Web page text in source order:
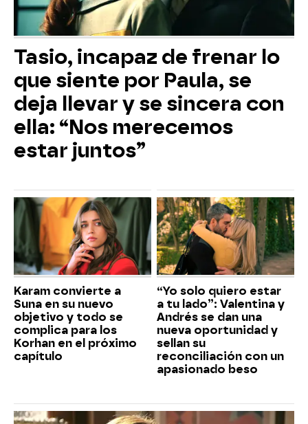
Tasio, incapaz de frenar lo
que siente por Paula, se
deja llevar y se sincera con
ella: “Nos merecemos
estar juntos”
Karam convierte a
Suna en su nuevo
objetivo y todo se
complica para los
Korhan en el próximo
capítulo
“Yo solo quiero estar
a tu lado”: Valentina y
Andrés se dan una
nueva oportunidad y
sellan su
reconciliación con un
apasionado beso